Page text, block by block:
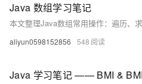
Java 数组学习笔记
aliyun0598152856 548
Java 学习笔记 —— BMI &